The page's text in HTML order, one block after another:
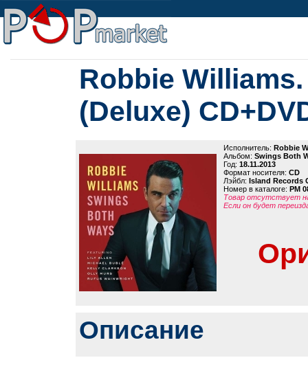
Robbie
(Deluxe)
Исполнитель: Robbie
Альбом: Swings Both
Год: 18.11.2013
Формат носителя: CD
Лэйбл: Island Records
Номер в каталоге: PM
Товар отсутствует
Если он будет
Описание